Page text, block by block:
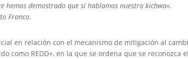
hemos demostrado que sí hablamos nuestro kichwa».
Franco.
en relación con el mecanismo de mitigación al
como REDD+, en la que se ordena que se reconozca